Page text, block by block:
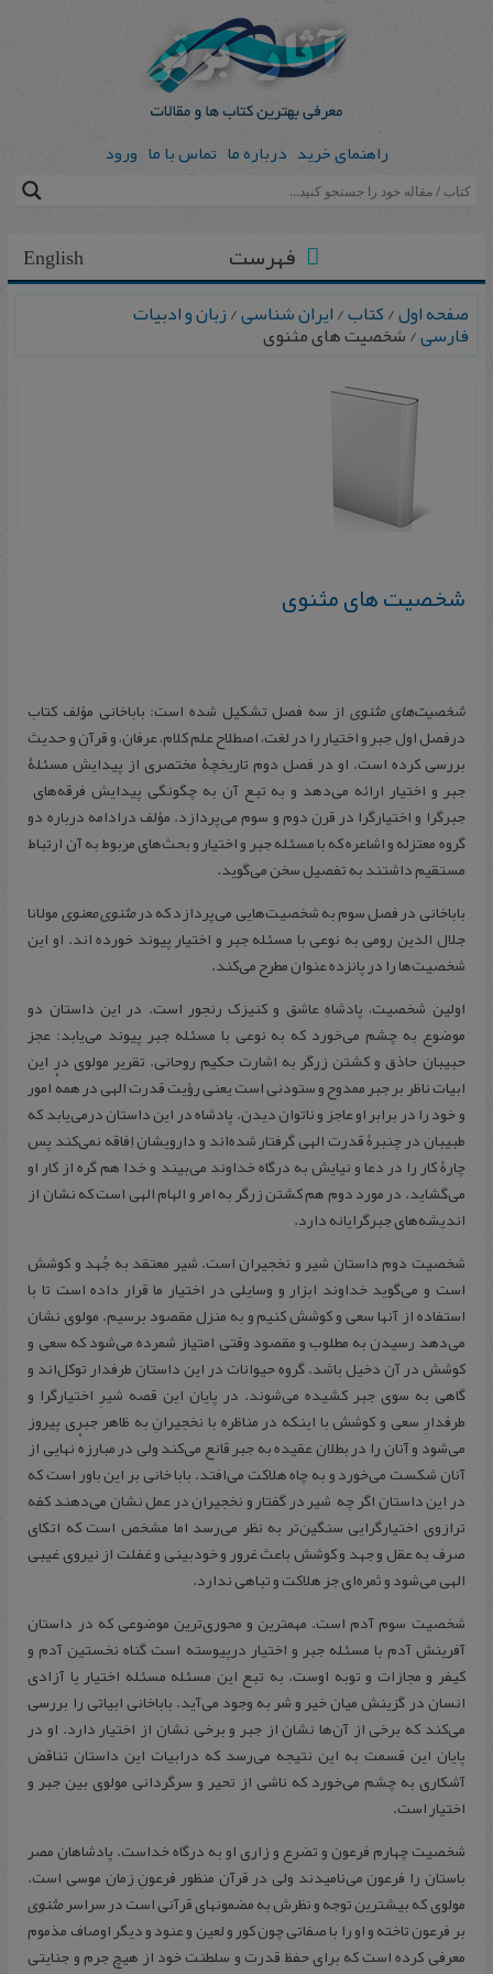
راهنمای خرید درباره ما تماس با ما ورود
English فهرست
صفحه اول/کتاب/ایران شناسی/زبان و ادبیات
فارسی/ شخصیت های مثنوی
شخصیت های مثنوی
شخصیت‌های مثنوی از سه فصل تشکیل شده است: باباخانی مؤلف کتاب
درفصل اول جبر و اختیار را در لغت، اصطلاح علم کلام، عرفان، و قرآن و حدیث
بررسی کرده است. او در فصل دوم تاریخچۀ مختصری از پیدایش مسئلۀ
جبر و اختیار ارائه می‌دهد و به تبع آن به چگونگی پیدایش فرقه‌های
جبرگرا و اختیارگرا در قرن دوم و سوم می‌پردازد. مؤلف درادامه درباره دو
گروه معتزله و اشاعره که با مسئله جبر و اختیار و بحث‌های مربوط به آن ارتباط
مستقیم داشتند به تفصیل سخن می‌گوید.
باباخانی در فصل سوم به شخصیت‌هایی می‌پردازد که درمثنوی معنویمولانا
جلال الدین رومی به نوعی با مسئله جبر و اختیار پیوند خورده اند. او این
شخصیت‌ها را در پانزده عنوان مطرح می‌کند.
اولین شخصیت، پادشاهِ عاشق و کنیزک رنجور است. در این داستان دو
موضوع به چشم می‌خورد که به نوعی با مسئله جبر پیوند می‌یابد: عجز
حبیبان حاذق و کشتن زرگر به اشارت حکیم روحانی. تقریر مولوی در این
ابیات ناظر بر جبر ممدوح و ستودنی است یعنی رؤیت قدرت الهی در همهٔ امور
و خود را در برابر او عاجز و ناتوان دیدن. پادشاه در این داستان درمی‌یابد که
طبیبان در چنبرۀ قدرت الهی گرفتار شده‌اند و دارویشان اِفاقه نمی‌کند پس
چارۀ کار را در دعا و نیایش به درگاه خداوند می‌بیند و خدا هم گره از کار او
می‌گشاید. در مورد دوم هم کشتن زرگر به امر و الهام الهی است که نشان از
اندیشه‌های جبرگرایانه دارد.
شخصیت دوم داستان شیر و نخجیران است. شیر معتقد به جُهد و کوشش
است و می‌گوید خداوند ابزار و وسایلی در اختیار ما قرار داده است تا با
استفاده از آنها سعی و کوشش کنیم و به منزل مقصود برسیم. مولوی نشان
می‌دهد رسیدن به مطلوب و مقصود وقتی امتیاز شمرده می‌شود که سعی و
کوشش در آن دخیل باشد. گروه حیوانات در این داستان طرفدار توکل‌اند و
گاهی به سوی جبر کشیده می‌شوند. در پایان این قصه شیرِ اختیارگرا و
طرفدارِ سعی و کوشش با اینکه در مناظره با نخجیرانِ به ظاهر جبری پیروز
می‌شود و آنان را در بطلان عقیده به جبر قانع می‌کند ولی در مبارزهٔ نهایی از
آنان شکست می‌خورد و به چاه هلاکت می‌‌افتد. بابا خانی بر این باور است که
در این داستان اگر چه شیر در گفتار و نخجیران در عمل نشان می‌دهند کفه
ترازوی اختیارگرایی سنگین‌تر به نظر می‌رسد اما مشخص است که اتکای
صرف به عقل و جهد و کوشش‌ باعث غرور و خودبینی و غفلت از نیروی غیبی
الهی می‌شود و ثمره‌ای جز هلاکت و تباهی ندارد.
شخصیت سوم آدم است. مهمترین و محوری‌ترین موضوعی که در داستان
آفرینش آدم با مسئله جبر و اختیار درپیوسته است گناه نخستین آدم و
کیفر و مجازات و توبه اوست. به تبع این مسئله مسئله اختیار یا آزادی
انسان در گزینش میان خیر و شر به وجود می‌آید. باباخانی ابیاتی را بررسی
می‌کند که برخی از آن‌ها نشان از جبر و برخی نشان از اختیار دارد. او در
پایان این قسمت به این نتیجه می‌رسد که درابیات این داستان تناقض
آشکاری به چشم می‌خورد که ناشی از تحیر و سرگردانی مولوی بین جبر و
اختیار است.
شخصیت چهارم فرعون و تضرع و زاری او به درگاه خداست. پادشاهان مصر
باستان را فرعون می‌نامیدند ولی در قرآن منظور فرعونِ زمان موسی است.
مولوی که بیشترین توجه و نظرش به مضمونهای قرآنی است در سراسرمثنوی
بر فرعون تاخته و او را با صفاتی چون کور و لعین و عنود و دیگر اوصاف مذموم
معرفی کرده است که برای حفظ قدرت و سلطنت خود از هیچ جرم و جنایتی